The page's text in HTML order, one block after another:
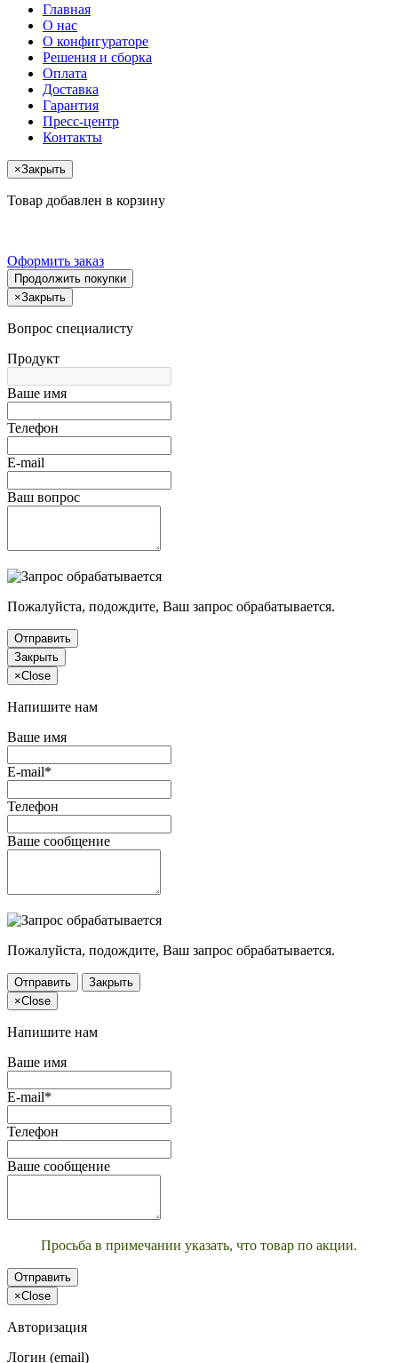
Главная
О нас
О конфигураторе
Решения и сборка
Оплата
Доставка
Гарантия
Пресс-центр
Контакты
×Закрыть
Товар добавлен в корзину
Оформить заказ
Продолжить покупки
×Закрыть
Вопрос специалисту
Продукт
Ваше имя
Телефон
E-mail
Ваш вопрос
Пожалуйста, подождите, Ваш запрос обрабатывается.
Отправить
Закрыть
×Close
Напишите нам
Ваше имя
E-mail*
Телефон
Ваше сообщение
Пожалуйста, подождите, Ваш запрос обрабатывается.
Отправить
Закрыть
×Close
Напишите нам
Ваше имя
E-mail*
Телефон
Ваше сообщение
Просьба в примечании указать, что товар по акции.
Отправить
×Close
Авторизация
Логин (email)